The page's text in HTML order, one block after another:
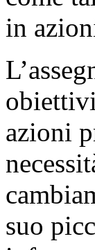
in
azioni
suo